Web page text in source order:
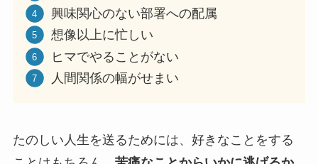
興味関心のない部署への配属
想像以上に忙しい
ヒマでやることがない
人間関係の幅がせまい
たのしい人生を送るためには、好きなことをする